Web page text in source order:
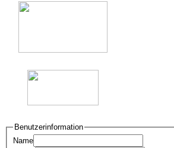
Benutzerinformation
Name